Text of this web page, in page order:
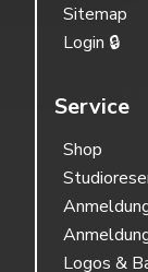
Sitemap
Login 🔒
Service
Shop
Logos &